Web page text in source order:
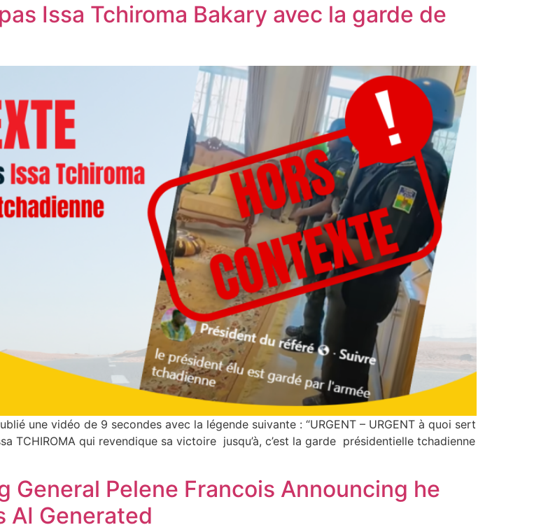
Issa Tchiroma Bakary avec la garde de
une vidéo de 9 secondes avec la légende suivante : “URGENT – URGENT à quoi sert
TCHIROMA qui revendique sa victoire jusqu’à, c’est la garde présidentielle tchadienne
General Pelene Francois Announcing he
AI Generated